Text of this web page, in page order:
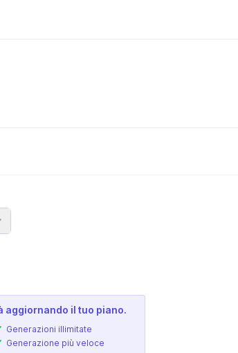
aggiornando il tuo piano.
Generazioni illimitate
Generazione più veloce